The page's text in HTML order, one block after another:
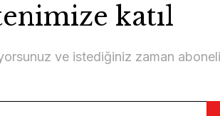
katıl
ve istediğiniz zaman